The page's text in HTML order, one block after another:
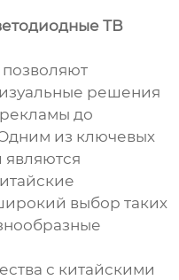
ТВ
решения
до
из ключевых
выбор таких
с китайскими